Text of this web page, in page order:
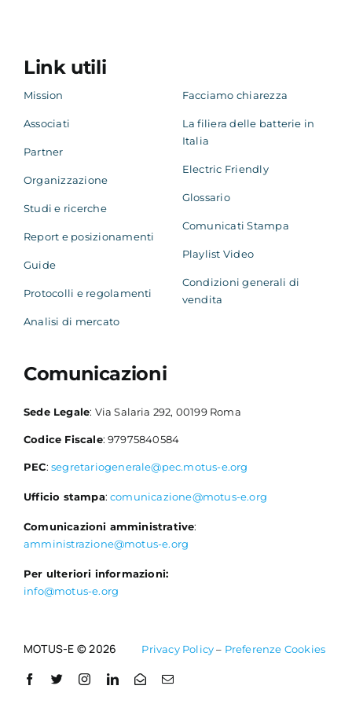
Link utili
Mission
Associati
Partner
Organizzazione
Studi e ricerche
Report e posizionamenti
Guide
Protocolli e regolamenti
Analisi di mercato
Facciamo chiarezza
La filiera delle batterie in
Italia
Electric Friendly
Glossario
Comunicati Stampa
Playlist Video
Condizioni generali di
vendita
Comunicazioni
Sede Legale: Via Salaria 292, 00199 Roma
Codice Fiscale: 97975840584
PEC: segretariogenerale@pec.motus-e.org
Ufficio stampa:comunicazione@motus-e.org
Comunicazioni amministrative:
amministrazione@motus-e.org
Per ulteriori informazioni:
info@motus-e.org
MOTUS-E © 2026 Privacy Policy– Preferenze Cookies